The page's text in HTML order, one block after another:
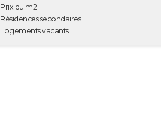
Prix du m2
Résidences secondaires
Logements vacants